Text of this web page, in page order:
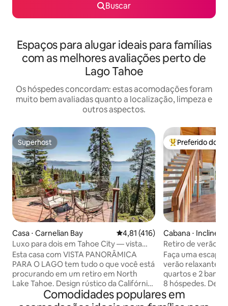
Buscar
Espaços para alugar ideais para famílias
com as melhores avaliações perto de
Lago Tahoe
Os hóspedes concordam: estas acomodações foram
muito bem avaliadas quanto a localização, limpeza e
outros aspectos.
Superhost
Superhost
Casa ⋅ Carnelian Bay 4,81 de uma avaliação média
4,81 (416)
Luxo para dois em Tahoe City — vista
panorâmica para o lago
Esta casa com VISTA PANORÂMICA
PARA O LAGO tem tudo o que você está
procurando em um retiro em North
Lake Tahoe. Design rústico da Califórnia
com todos os materiais e acabamentos
de primeira linha. Cozinha gourmet
Entre os
Preferido dos
Cabana ⋅ Incline
Retiro de verão:
retrô em Tahoe
Faça uma
verão relaxante
quartos e 2
8 hóspedes.
aconchegante
macias, uma
Comodidades populares em